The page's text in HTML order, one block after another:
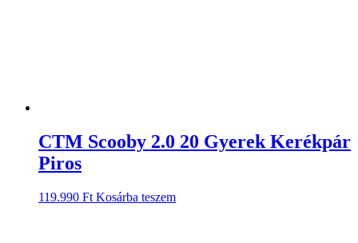
CTM Scooby 2.0 20 Gyerek Kerékpár
Piros
119.990 Ft Kosárba teszem